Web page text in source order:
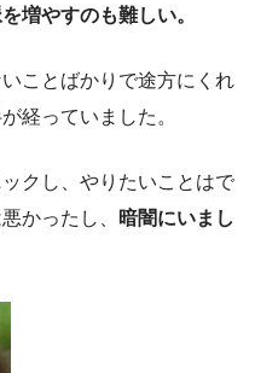
増やすのも難しい。
ことばかりで途方にくれ
経っていました。
クし、やりたいことはで
かったし、
暗闇にいまし